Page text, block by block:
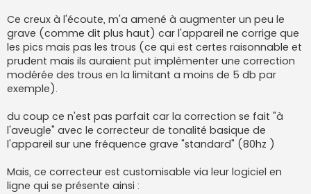
Ce creux à l'écoute, m'a amené à augmenter un peu le
grave (comme dit plus haut) car l'appareil ne corrige que
les pics mais pas les trous (ce qui est certes raisonnable et
prudent mais ils auraient put implémenter une correction
modérée des trous en la limitant a moins de 5 db par
exemple).
du coup ce n'est pas parfait car la correction se fait "à
l'aveugle" avec le correcteur de tonalité basique de
l'appareil sur une fréquence grave "standard" (80hz )
Mais, ce correcteur est customisable via leur logiciel en
ligne qui se présente ainsi :